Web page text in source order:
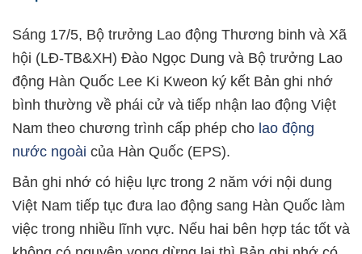
Sáng 17/5, Bộ trưởng Lao động Thương binh và Xã
hội (LĐ-TB&XH) Đào Ngọc Dung và Bộ trưởng Lao
động Hàn Quốc Lee Ki Kweon ký kết Bản ghi nhớ
bình thường về phái cử và tiếp nhận lao động Việt
Nam theo chương trình cấp phép cho lao động
nước ngoài của Hàn Quốc (EPS).
Bản ghi nhớ có hiệu lực trong 2 năm với nội dung
Việt Nam tiếp tục đưa lao động sang Hàn Quốc làm
việc trong nhiều lĩnh vực. Nếu hai bên hợp tác tốt và